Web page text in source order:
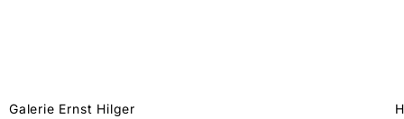
Galerie Ernst Hilger